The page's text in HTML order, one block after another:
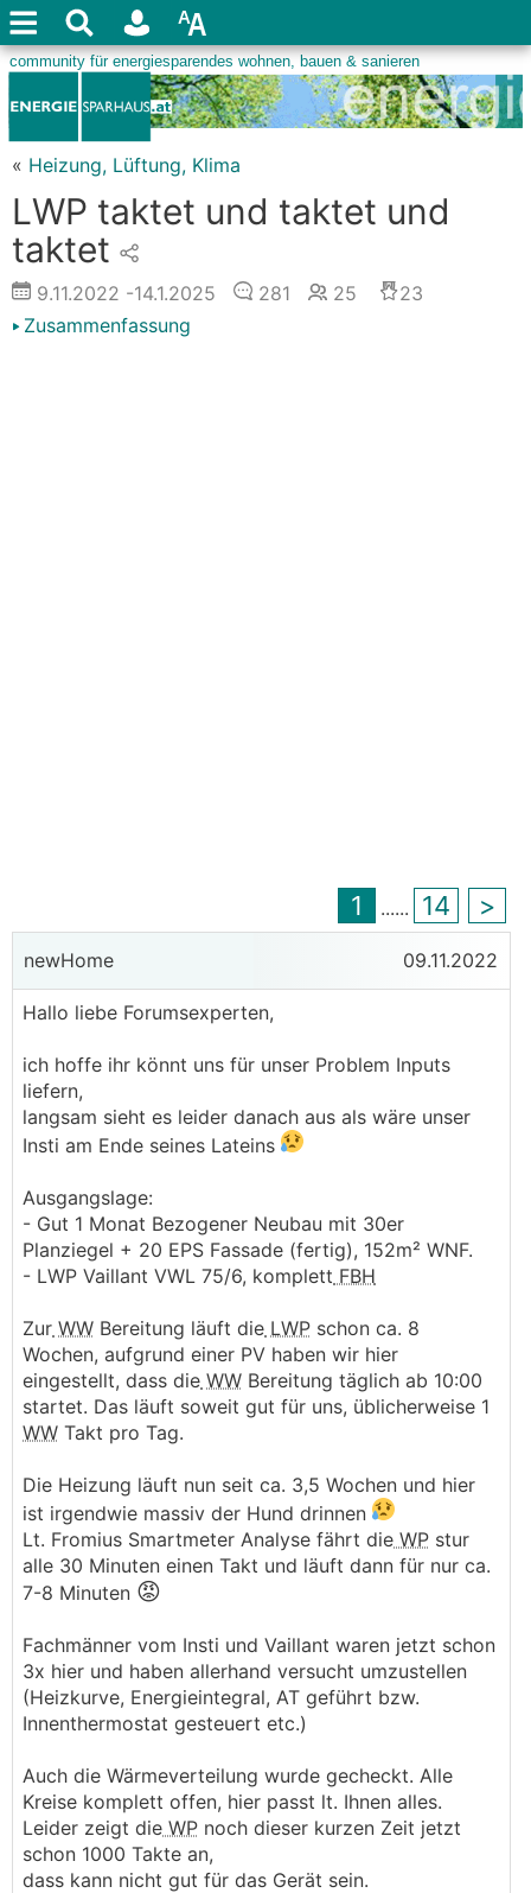
« Heizung, Lüftung, Klima
LWP taktet und taktet und
taktet
9.11.2022 -14.1.2025 281 25
23
Zusammenfassung
1 ...... 14 >
newHome 09.11.2022
Hallo liebe Forumsexperten,
ich hoffe ihr könnt uns für unser Problem Inputs
liefern,
langsam sieht es leider danach aus als wäre unser
Insti am Ende seines Lateins
Ausgangslage:
- Gut 1 Monat Bezogener Neubau mit 30er
Planziegel + 20 EPS Fassade (fertig), 152m² WNF.
- LWP Vaillant VWL 75/6, komplett FBH
Zur WW Bereitung läuft die LWP schon ca. 8
Wochen, aufgrund einer PV haben wir hier
eingestellt, dass die WW Bereitung täglich ab 10:00
startet. Das läuft soweit gut für uns, üblicherweise 1
WW Takt pro Tag.
Die Heizung läuft nun seit ca. 3,5 Wochen und hier
ist irgendwie massiv der Hund drinnen
Lt. Fromius Smartmeter Analyse fährt die WP stur
alle 30 Minuten einen Takt und läuft dann für nur ca.
7-8 Minuten 😡
Fachmänner vom Insti und Vaillant waren jetzt schon
3x hier und haben allerhand versucht umzustellen
(Heizkurve, Energieintegral, AT geführt bzw.
Innenthermostat gesteuert etc.)
Auch die Wärmeverteilung wurde gecheckt. Alle
Kreise komplett offen, hier passt lt. Ihnen alles.
Leider zeigt die WP noch dieser kurzen Zeit jetzt
schon 1000 Takte an,
dass kann nicht gut für das Gerät sein.